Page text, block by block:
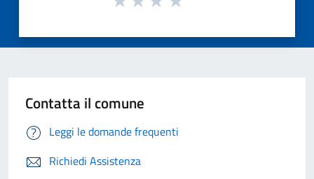
Contatta il comune
Leggi le domande frequenti
Richiedi Assistenza